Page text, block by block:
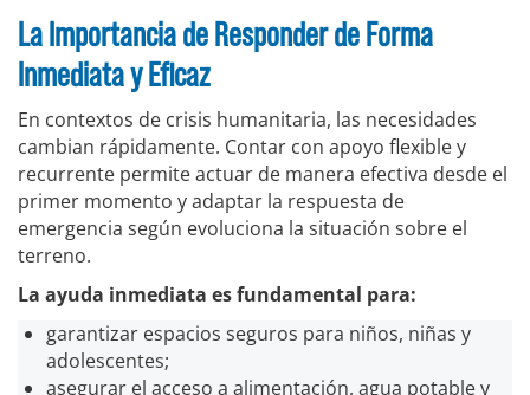
La Importancia de Responder de Forma
Inmediata y Eficaz
En contextos de crisis humanitaria, las necesidades
cambian rápidamente. Contar con apoyo flexible y
recurrente permite actuar de manera efectiva desde el
primer momento y adaptar la respuesta de
emergencia según evoluciona la situación sobre el
terreno.
La ayuda inmediata es fundamental para:
garantizar espacios seguros para niños, niñas y
adolescentes;
asegurar el acceso a alimentación, agua potable y